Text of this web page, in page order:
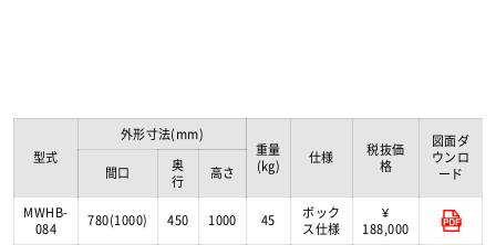
型式
外形寸法(mm)
重量
(kg)
仕様
税抜価
格
図面ダ
ウンロ
ード
間口
奥
行
高さ
MWHB-
084
780(1000) 450 1000 45
ボック
ス仕様
¥
188,000